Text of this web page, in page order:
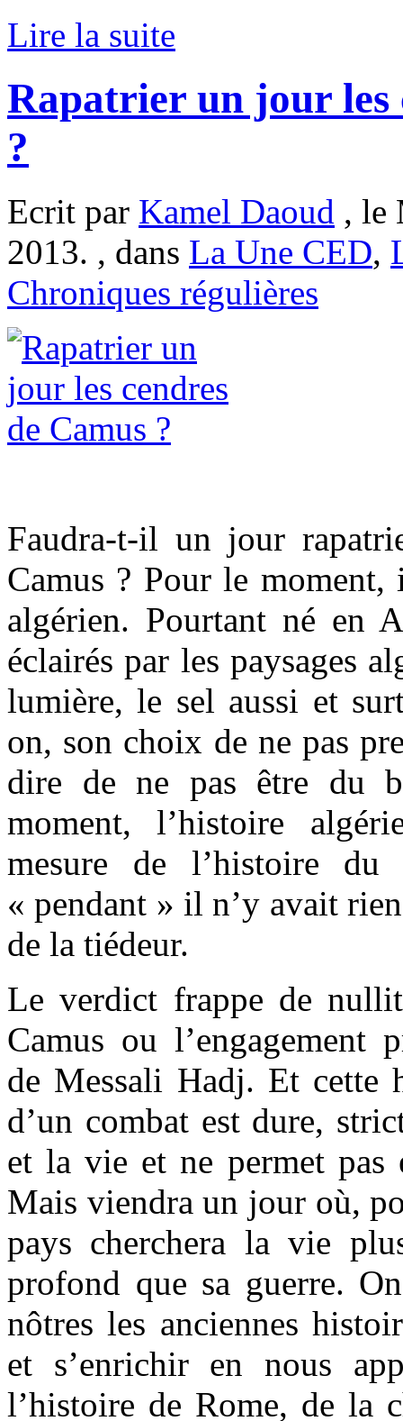
Lire la suite
Rapatrier un jour les
?
Ecrit par Kamel Daoud , le
2013. , dans La Une CED,
Chroniques régulières
Faudra-t-il un jour
Camus ? Pour le moment,
algérien. Pourtant né en
éclairés par les paysages
lumière, le sel aussi et
on, son choix de ne pas
dire de ne pas être du
moment, l’histoire
mesure de l’histoire
« pendant » il n’y avait
de la tiédeur.
Le verdict frappe de
Camus ou l’engagement
de Messali Hadj. Et cette
d’un combat est dure,
et la vie et ne permet pas
Mais viendra un jour où,
pays cherchera la vie
profond que sa guerre.
nôtres les anciennes
et s’enrichir en nous
l’histoire de Rome, de la